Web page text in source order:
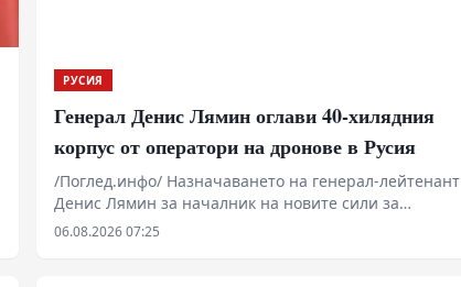
РУСИЯ
Генерал Денис Лямин оглави 40-хилядния
корпус от оператори на дронове в Русия
/Поглед.инфо/ Назначаването на генерал-лейтенант
Денис Лямин за началник на новите сили за
безпилотни системи в руската армия отбелязва
06.08.2026 07:25